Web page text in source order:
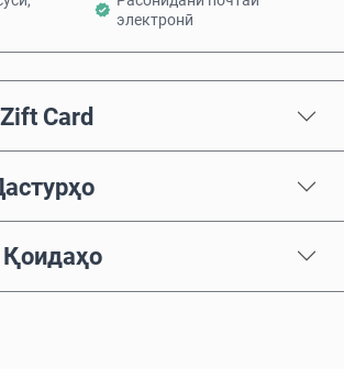
электронӣ
Card